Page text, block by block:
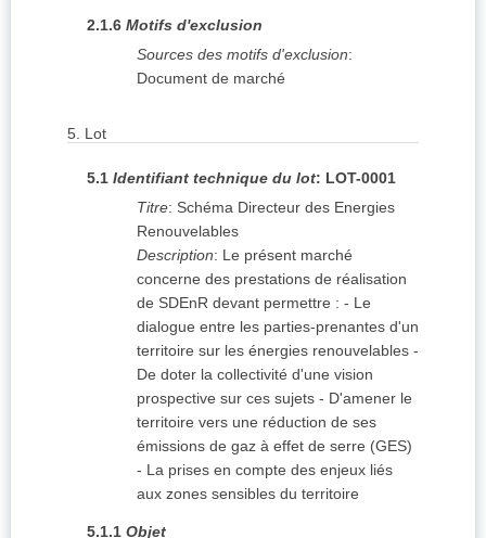
2.1.6 Motifs d'exclusion
Sources des motifs d'exclusion:
Document de marché
5. Lot
5.1 Identifiant technique du lot: LOT-0001
Titre: Schéma Directeur des Energies
Renouvelables
Description: Le présent marché
concerne des prestations de réalisation
de SDEnR devant permettre : - Le
dialogue entre les parties-prenantes d'un
territoire sur les énergies renouvelables -
De doter la collectivité d'une vision
prospective sur ces sujets - D'amener le
territoire vers une réduction de ses
émissions de gaz à effet de serre (GES)
- La prises en compte des enjeux liés
aux zones sensibles du territoire
5.1.1 Objet